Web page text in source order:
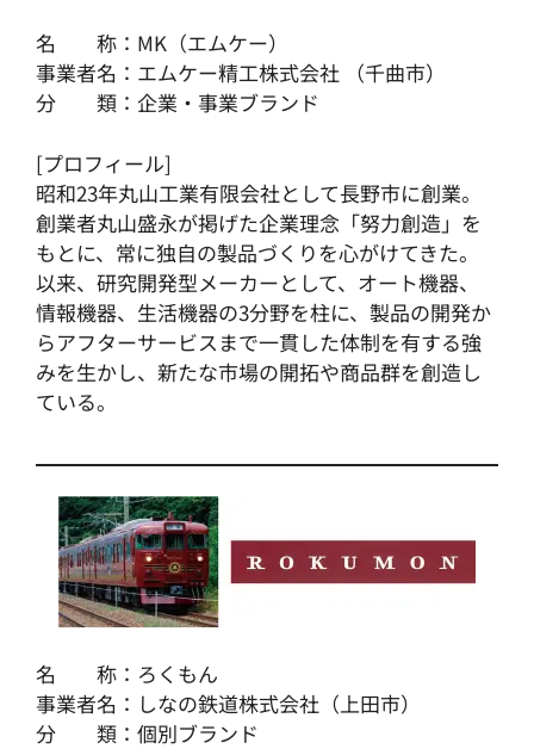
名 称：MK（エムケー）
事業者名：エムケー精工株式会社 （千曲市）
分 類：企業・事業ブランド
[プロフィール]
昭和23年丸山工業有限会社として長野市に創業。
創業者丸山盛永が掲げた企業理念「努力創造」を
もとに、常に独自の製品づくりを心がけてきた。
以来、研究開発型メーカーとして、オート機器、
情報機器、生活機器の3分野を柱に、製品の開発か
らアフターサービスまで一貫した体制を有する強
みを生かし、新たな市場の開拓や商品群を創造し
ている。
名 称：ろくもん
事業者名：しなの鉄道株式会社（上田市）
分 類：個別ブランド